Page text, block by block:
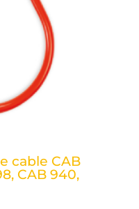
cable CAB
CAB 940,